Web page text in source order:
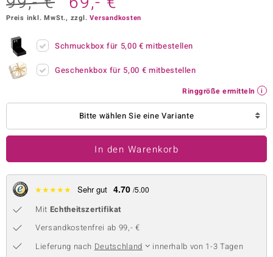
BY DE MELO
Collection
Preis inkl. MwSt., zzgl.Versandkosten
Schmuckbox für 5,00 € mitbestellen
Geschenkbox für 5,00 € mitbestellen
Ringgröße ermitteln
Bitte wählen Sie eine Variante
In den Warenkorb
★★★★★ Sehr gut 4.70 /5.00
Mit Echtheitszertifikat
Versandkostenfrei ab 99,- €
Lieferung nach Deutschland
innerhalb von 1-3 Tagen